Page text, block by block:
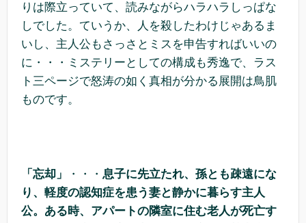
りは際立っていて、読みながらハラハラしっぱな
しでした。ていうか、人を殺したわけじゃあるま
いし、主人公もさっさとミスを申告すればいいの
に・・・ミステリーとしての構成も秀逸で、ラス
ト三ページで怒涛の如く真相が分かる展開は鳥肌
ものです。
「忘却」 ・・・ 息子に先立たれ、孫とも疎遠にな
り、軽度の認知症を患う妻と静かに暮らす主人
公。ある時、アパートの隣室に住む老人が死亡す